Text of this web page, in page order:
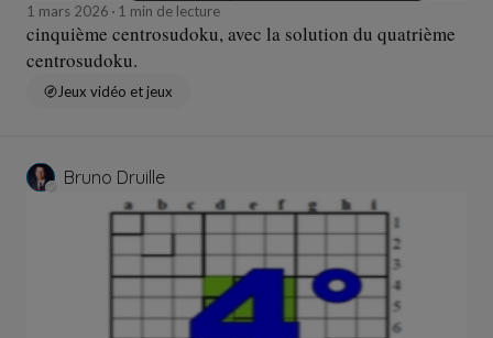
1 mars 2026 1 min de lecture
cinquième centrosudoku, avec la solution du quatrième
centrosudoku.
Jeux vidéo et jeux
Bruno Druille